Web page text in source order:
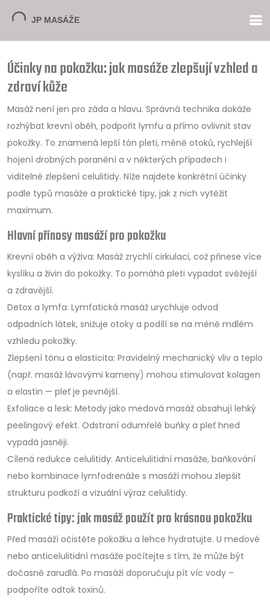
Účinky na pokožku: jak masáže zlepšují vzhled a
zdraví kůže
Masáž není jen pro záda a hlavu. Správná technika dokáže
rozhýbat krevní oběh, podpořit lymfu a přímo ovlivnit stav
pokožky. To znamená lepší tón pleti, méně otoků, rychlejší
hojení drobných poranění a v některých případech i
viditelné zlepšení celulitidy. Níže najdete konkrétní účinky
podle typů masáže a praktické tipy, jak z nich vytěžit
maximum.
Hlavní přínosy masáží pro pokožku
Krevní oběh a výživa: Masáž zrychlí cirkulaci, což přinese více
kyslíku a živin do pokožky. To pomáhá pleti vypadat svěžejší
a zdravější.
Detox a lymfa: Lymfatická masáž urychluje odvod
odpadních látek, snižuje otoky a podílí se na méně mdlém
vzhledu pokožky.
Zlepšení tónu a elasticita: Pravidelný mechanický vliv a teplo
(např. masáž lávovými kameny) mohou stimulovat kolagen
a elastin — pleť je pevnější.
Exfoliace a lesk: Metody jako medová masáž obsahují lehký
peelingový efekt. Odstraní odumřelé buňky a pleť hned
vypadá jasněji.
Cílená redukce celulitidy: Anticelulitidní masáže, baňkování
nebo kombinace lymfodrenáže s masáží mohou zlepšit
strukturu podkoží a vizuální výraz celulitidy.
Praktické tipy: jak masáž použít pro krásnou pokožku
Před masáží očistěte pokožku a lehce hydratujte. U medové
nebo anticelulitidní masáže počítejte s tím, že může být
dočasně zarudlá. Po masáži doporučuju pít víc vody –
podpoříte odtok toxinů.